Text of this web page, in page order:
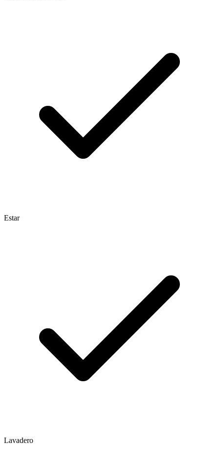
Estar
Lavadero